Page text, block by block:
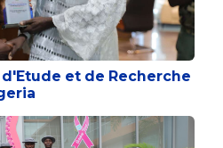
et de Recherche